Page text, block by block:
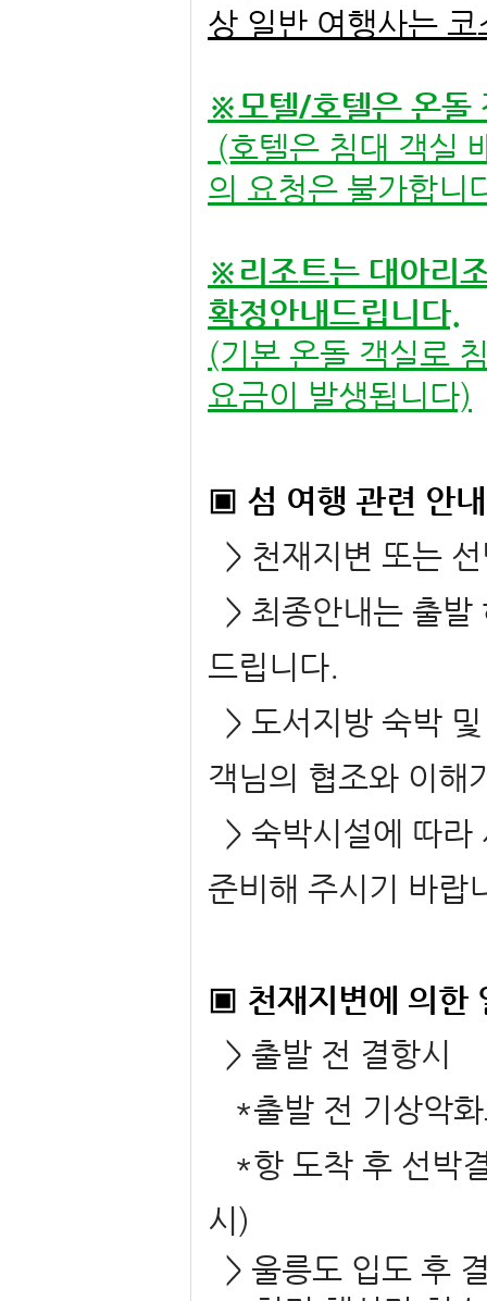
상 일반 여행사는 코
※모텔/호텔은 온돌
(호텔은 침대 객실
의 요청은 불가합니
※리조트는 대아리
확정안내드립니다.
(기본 온돌 객실로
요금이 발생됩니다)
▣ 섬 여행 관련 안
> 천재지변 또는
> 최종안내는 출
드립니다.
> 도서지방 숙박
객님의 협조와 이해
> 숙박시설에 따
준비해 주시기 바랍
▣ 천재지변에 의한
> 출발 전 결항시
*출발 전 기상악화
*항 도착 후 선박
시)
> 울릉도 입도 후